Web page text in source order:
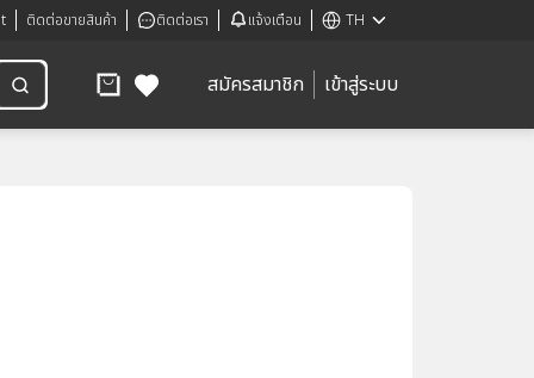
ติดต่อขายสินค้า ติดต่อเรา แจ้งเตือน TH
สมัครสมาชิก เข้าสู่ระบบ